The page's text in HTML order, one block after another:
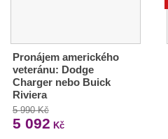
Pronájem amerického
veteránu: Dodge
Charger nebo Buick
Riviera
5 990 Kč
5 092 Kč